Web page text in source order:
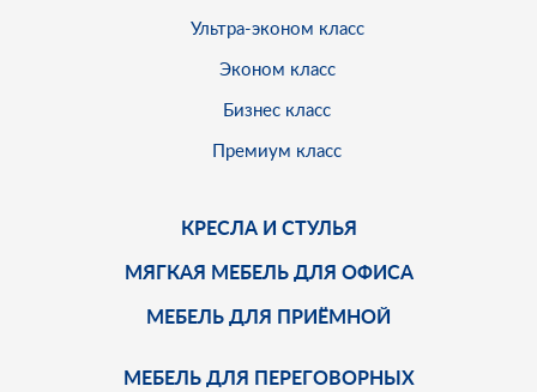
Ультра-эконом класс
Эконом класс
Бизнес класс
Премиум класс
КРЕСЛА И СТУЛЬЯ
МЯГКАЯ МЕБЕЛЬ ДЛЯ ОФИСА
МЕБЕЛЬ ДЛЯ ПРИЁМНОЙ
МЕБЕЛЬ ДЛЯ ПЕРЕГОВОРНЫХ